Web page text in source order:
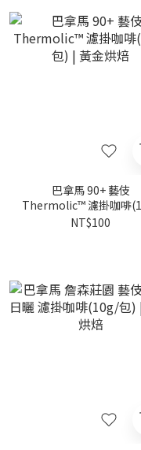
巴拿馬 90+ 藝伎
Thermolic™ 濾掛咖啡(10g/
包) | 黃金烘焙
NT$100